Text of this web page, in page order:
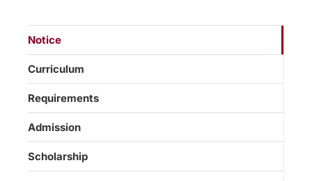
Notice
Curriculum
Requirements
Admission
Scholarship